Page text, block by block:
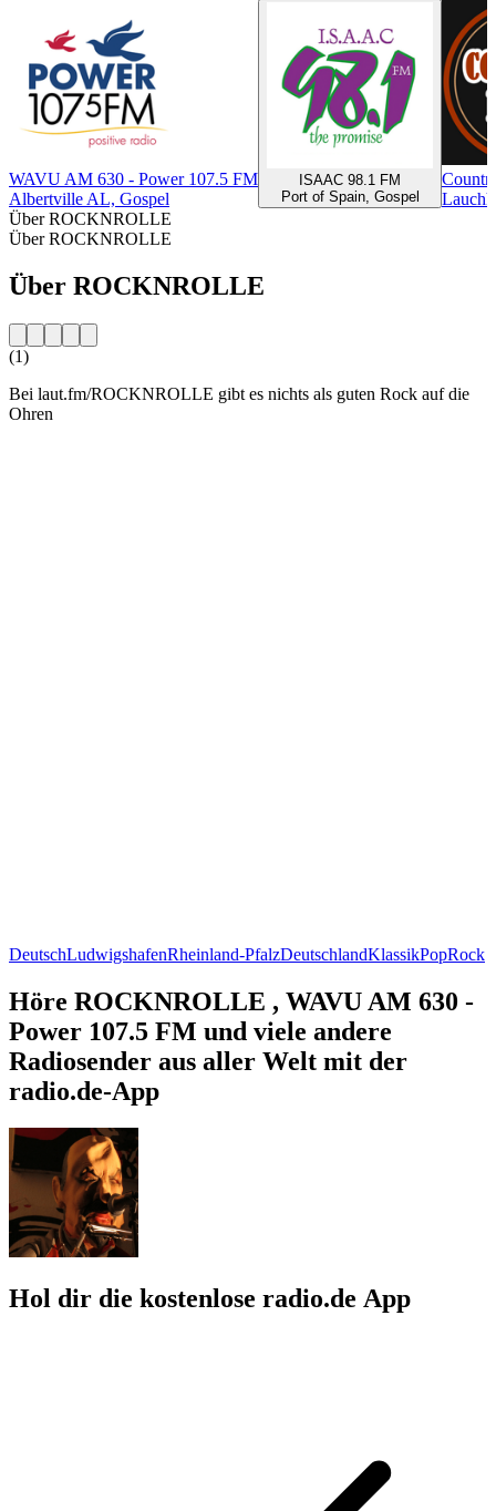
WAVU AM 630 - Power 107.5 FM
Albertville AL, Gospel
ISAAC 98.1 FM
Port of Spain, Gospel
Über ROCKNROLLE
Über ROCKNROLLE
Über ROCKNROLLE
(1)
Bei laut.fm/ROCKNROLLE gibt es nichts als guten Rock auf die
Ohren
DeutschLudwigshafenRheinland-PfalzDeutschlandKlassikPopRock
Höre ROCKNROLLE , WAVU AM 630 -
Power 107.5 FM und viele andere
Radiosender aus aller Welt mit der
radio.de-App
Hol dir die kostenlose radio.de App